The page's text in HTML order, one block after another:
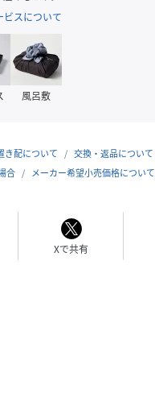
ビスについて
風呂敷
き配について
交換・返品について
合
メーカー希望小売価格について
Xで共有